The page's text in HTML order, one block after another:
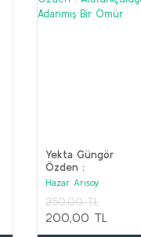
Yekta Güngör
Özden :
Atatürkçülüğe
Hazar Arısoy
250,00 TL
200,00 TL